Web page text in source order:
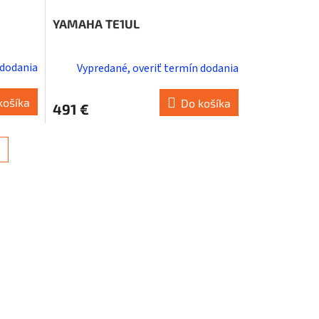
YAMAHA TE1UL
Vypredané, overiť termín dodania
491 € Do košíka